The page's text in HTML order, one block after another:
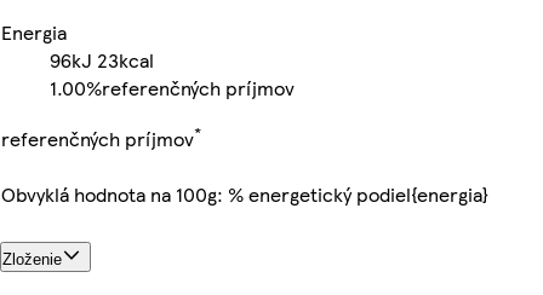
Energia
96kJ 23kcal
1.00%referenčných príjmov
referenčných príjmov*
Obvyklá hodnota na 100g: % energetický podiel{energia}
Zloženie